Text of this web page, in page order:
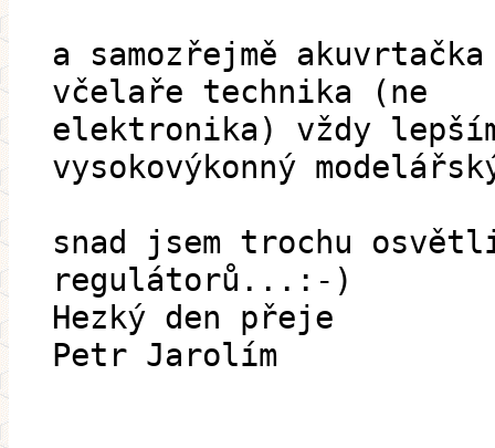
a samozřejmě
včelaře technika (ne
elektronika) vždy
vysokovýkonný
snad jsem trochu
regulátorů...:-)
Hezký den přeje
Petr Jarolím